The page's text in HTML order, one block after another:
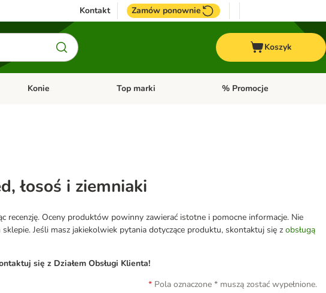
Kontakt Zamów ponownie
Koszyk
Akwarystyka
Otwórz menu kategorii: Ptaki
Konie Otwórz menu kategorii: Konie
Top marki Otwórz menu kategorii: Top
% Promocje
łosoś i ziemniaki
recenzję. Oceny produktów powinny zawierać istotne i pomocne informacje. Nie
Jeśli masz jakiekolwiek pytania dotyczące produktu, skontaktuj się z obsługą
się z Działem Obsługi Klienta!
Pola oznaczone * muszą zostać wypełnione.